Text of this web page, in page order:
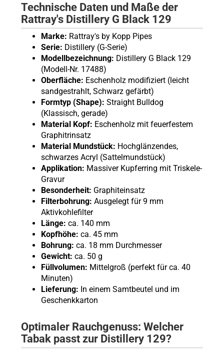
Technische Daten und Maße der
Rattray's Distillery G Black 129
Marke: Rattray's by Kopp Pipes
Serie: Distillery (G-Serie)
Modellbezeichnung: Distillery G Black 129
(Modell-Nr. 17488)
Oberfläche: Eschenholz modifiziert (leicht
sandgestrahlt, Schwarz gefärbt)
Formtyp (Shape): Straight Bulldog
(Klassisch, gerade)
Material Kopf: Eschenholz mit feuerfestem
Graphitrinsatz
Material Mundstück: Hochglänzendes,
schwarzes Acryl (Sattelmundstück)
Applikation: Massiver Kupferring mit Triskele-
Gravur
Besonderheit: Graphiteinsatz
Filterbohrung: Ausgelegt für 9 mm
Aktivkohlefilter
Länge: ca. 140 mm
Kopfhöhe: ca. 45 mm
Bohrung: ca. 18 mm Durchmesser
Gewicht: ca. 50 g
Füllvolumen: Mittelgroß (perfekt für ca. 40
Minuten)
Lieferung: In einem Samtbeutel und im
Geschenkkarton
Optimaler Rauchgenuss: Welcher
Tabak passt zur Distillery 129?